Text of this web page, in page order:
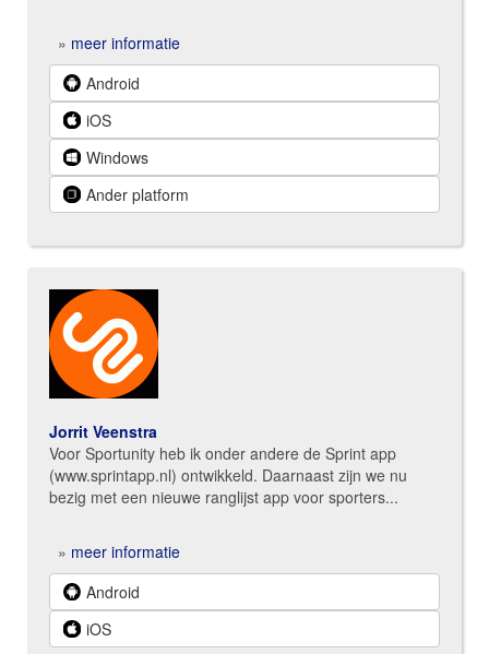
» meer informatie
Android
iOS
Windows
Ander platform
Jorrit Veenstra
Voor Sportunity heb ik onder andere de Sprint app
(www.sprintapp.nl) ontwikkeld. Daarnaast zijn we nu
bezig met een nieuwe ranglijst app voor sporters...
» meer informatie
Android
iOS